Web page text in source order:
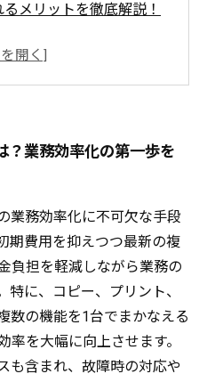
メリットを徹底解説！
ト：最新機種を賢く活用
リース活用でオフィス
注意すべきトラブルと
変わる！複合機リース
務環境
？業務効率化の第一歩を
業務効率化に不可欠な手段
期費用を抑えつつ最新の複
負担を軽減しながら業務の
特に、コピー、プリント、
数の機能を1台でまかなえる
を大幅に向上させます。
も含まれ、故障時の対応や